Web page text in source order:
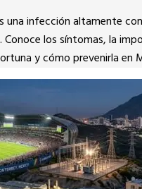
una infección altamente
Conoce los síntomas, la
y cómo prevenirla en